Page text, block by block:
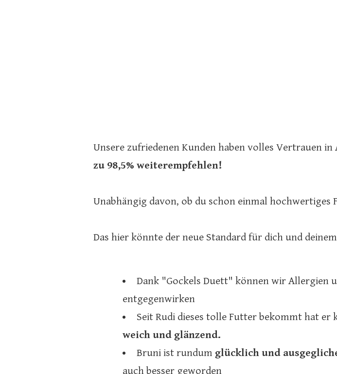
Unsere zufriedenen Kunden haben volles Vertrauen
zu 98,5% weiterempfehlen!
Unabhängig davon, ob du schon einmal hochwertiges
Das hier könnte der neue Standard für dich und
Dank "Gockels Duett" können wir Allergien
entgegenwirken
Seit Rudi dieses tolle Futter bekommt hat er
weich und glänzend.
Bruni ist rundum glücklich und
auch besser geworden